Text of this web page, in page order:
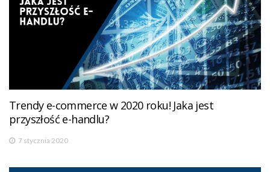
Trendy e-commerce w 2020 roku! Jaka jest
przyszłość e-handlu?
7 stycznia 2020